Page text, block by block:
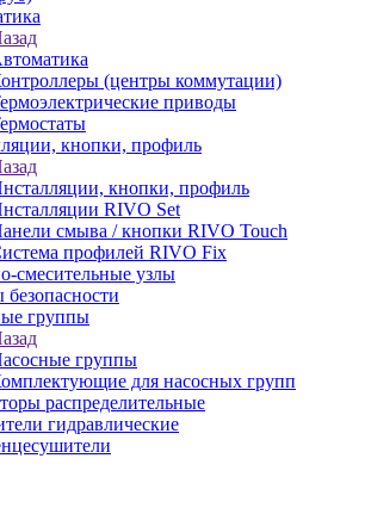
(центры коммутации)
приводы
кнопки, профиль
кнопки, профиль
RIVO Set
смыва / кнопки RIVO Touch
профилей RIVO Fix
смесительные узлы
группы
группы
для насосных групп
распределительные
гидравлические